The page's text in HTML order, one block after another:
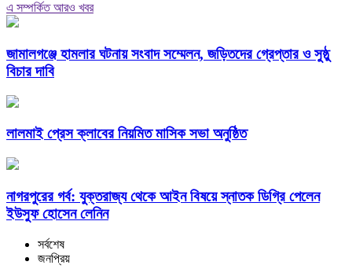
এ সম্পর্কিত আরও খবর
জামালগঞ্জে হামলার ঘটনায় সংবাদ সম্মেলন, জড়িতদের গ্রেপ্তার ও সুষ্ঠু
বিচার দাবি
লালমাই প্রেস ক্লাবের নিয়মিত মাসিক সভা অনুষ্ঠিত
নাগরপুরের গর্ব: যুক্তরাজ্য থেকে আইন বিষয়ে স্নাতক ডিগ্রি পেলেন
ইউসুফ হোসেন লেনিন
সর্বশেষ
জনপ্রিয়